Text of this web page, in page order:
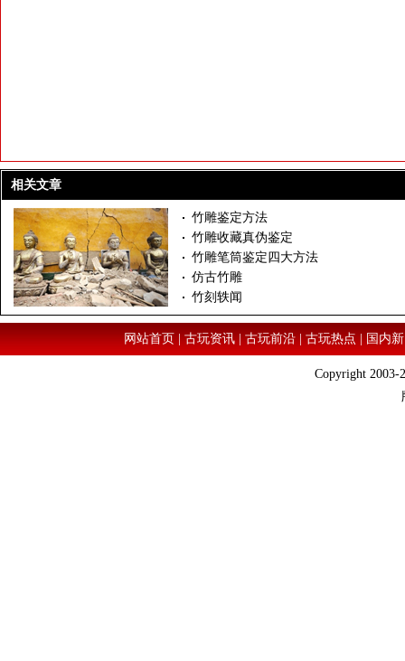
相关文章
竹雕鉴定方法
竹雕收藏真伪鉴定
竹雕笔筒鉴定四大方法
仿古竹雕
竹刻轶闻
网站首页|古玩资讯|古玩前沿|古玩热点|国内
Copyright 2003-